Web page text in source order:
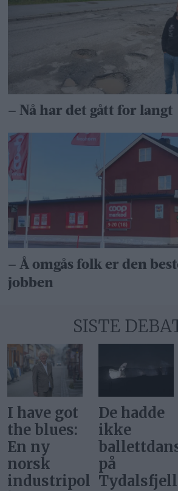
– Nå har det gått for langt
– Å omgås folk er den
jobben
SISTE
De hadde
ikke
ballettdansere
på
Tydalsfjellet
Vi kan
ikke møte
alle nye
nærings­
initiativer